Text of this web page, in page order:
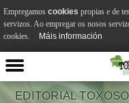
EDITORIAL
Empregamos cookies propias e de
servizos. Ao empregar os nosos
cookies.
Máis información